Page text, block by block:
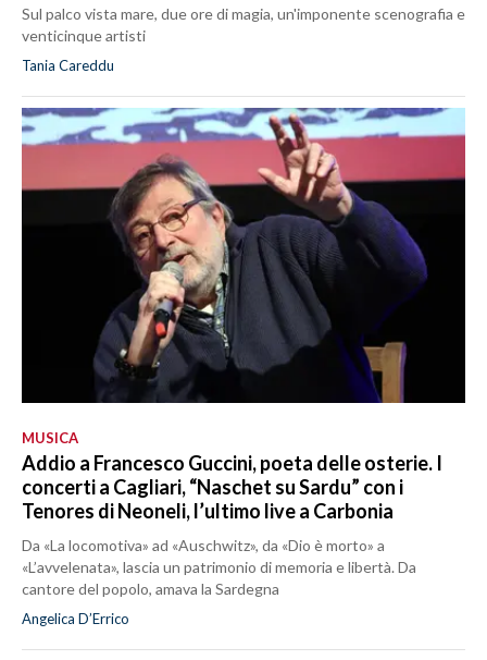
Sul palco vista mare, due ore di magia, un'imponente scenografia e
venticinque artisti
Tania Careddu
MUSICA
Addio a Francesco Guccini, poeta delle osterie. I
concerti a Cagliari, “Naschet su Sardu” con i
Tenores di Neoneli, l’ultimo live a Carbonia
Da «La locomotiva» ad «Auschwitz», da «Dio è morto» a
«L’avvelenata», lascia un patrimonio di memoria e libertà. Da
cantore del popolo, amava la Sardegna
Angelica D’Errico